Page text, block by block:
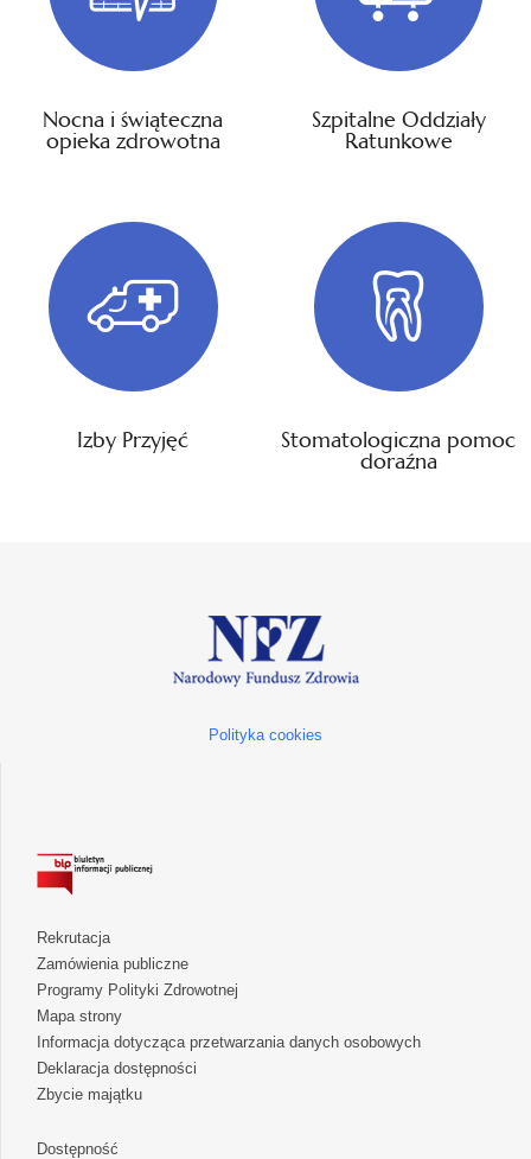
Nocna i świąteczna
opieka zdrowotna
Szpitalne Oddziały
Ratunkowe
Izby Przyjęć Stomatologiczna pomoc
doraźna
Polityka cookies
Rekrutacja
Zamówienia publiczne
Programy Polityki Zdrowotnej
Mapa strony
Informacja dotycząca przetwarzania danych osobowych
Deklaracja dostępności
Zbycie majątku
Dostępność